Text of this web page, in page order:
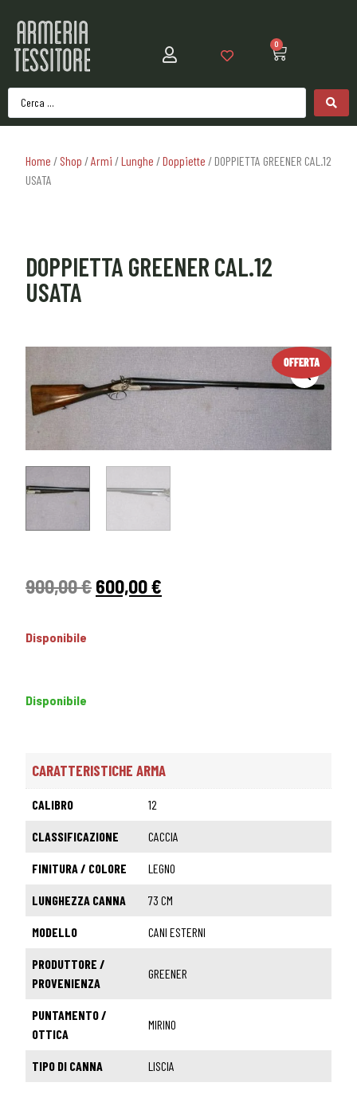
0
Home / Shop /Armi /Lunghe /Doppiette / DOPPIETTA GREENER CAL.12
USATA
DOPPIETTA GREENER CAL.12
USATA
OFFERTA
900,00€ 600,00€
Disponibile
Disponibile
CARATTERISTICHE ARMA
CALIBRO 12
CLASSIFICAZIONE CACCIA
FINITURA / COLORE LEGNO
LUNGHEZZA CANNA 73 CM
MODELLO CANI ESTERNI
PRODUTTORE /
PROVENIENZA
GREENER
PUNTAMENTO /
OTTICA
MIRINO
TIPO DI CANNA LISCIA